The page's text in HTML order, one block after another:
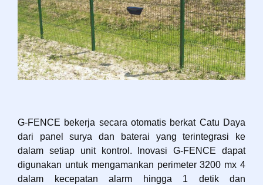
G-FENCE bekerja secara otomatis berkat Catu Daya
dari panel surya dan baterai yang terintegrasi ke
dalam setiap unit kontrol. Inovasi G-FENCE dapat
digunakan untuk mengamankan perimeter 3200 mx 4
dalam kecepatan alarm hingga 1 detik dan